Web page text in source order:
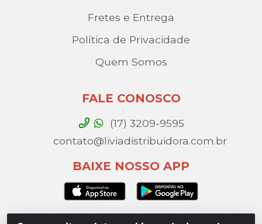
Fretes e Entrega
Política de Privacidade
Quem Somos
FALE CONOSCO
(17) 3209-9595
contato@liviadistribuidora.com.br
BAIXE NOSSO APP